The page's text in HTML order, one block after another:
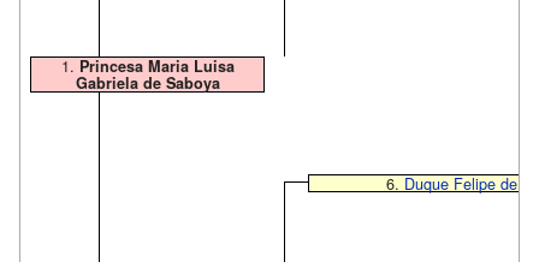
1.Princesa Maria Luisa
Gabriela de Saboya
6.Duque Felipe de